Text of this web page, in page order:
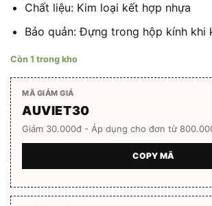
Chất liệu: Kim loại kết hợp nhựa
Bảo quản: Đựng trong hộp kính khi
Còn 1 trong kho
MÃ GIẢM GIÁ
AUVIET30
Giảm 30.000đ - Áp dụng cho đơn từ
COPY MÃ